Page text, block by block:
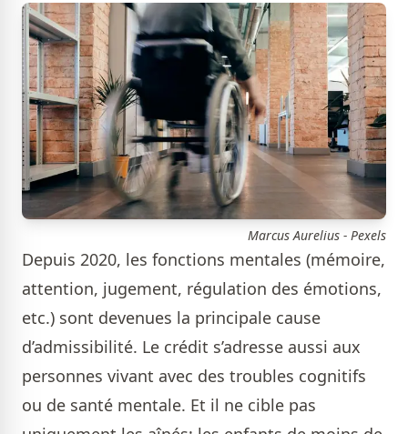
Marcus Aurelius - Pexels
Depuis 2020, les fonctions mentales (mémoire,
attention, jugement, régulation des émotions,
etc.) sont devenues la principale cause
d’admissibilité. Le crédit s’adresse aussi aux
personnes vivant avec des troubles cognitifs
ou de santé mentale. Et il ne cible pas